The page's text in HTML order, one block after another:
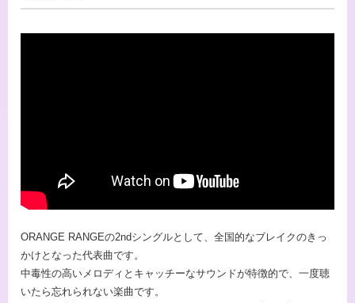
ORANGE RANGEの2ndシングルとして、全国的なブレイクのきっ
かけとなった代表曲です。
中毒性の高いメロディとキャッチーなサウンドが特徴的で、一度聴
いたら忘れられない楽曲です。